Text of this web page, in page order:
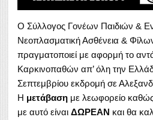
Ο Σύλλογος Γονέων Παιδιών &
Νεοπλασματική Ασθένεια &
πραγματοποιεί με αφορμή το
Καρκινοπαθών απ’ όλη την
Σεπτεμβρίου εκδρομή σε
Η μετάβαση με λεωφορείο καθώς
με αυτό είναι ΔΩΡΕΑΝ και θα